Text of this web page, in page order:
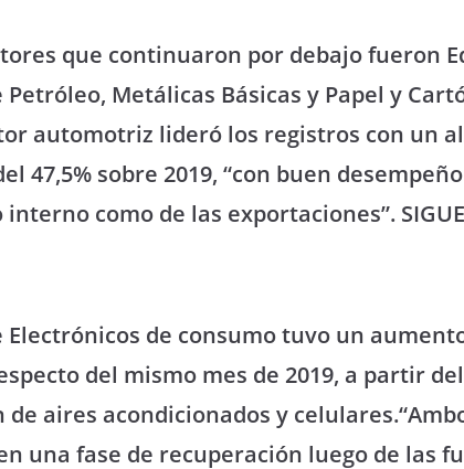
que continuaron por debajo fueron
Metálicas Básicas y Papel y
automotriz lideró los registros con un
47,5% sobre 2019, “con buen
como de las exportaciones”. SIGUE
Electrónicos de consumo tuvo un
del mismo mes de 2019, a partir del
aires acondicionados y
una fase de recuperación luego de las